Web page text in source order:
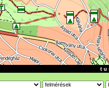
t u